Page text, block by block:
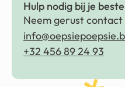
Hulp nodig bij je
Neem gerust contact
+32 456 89 24 93